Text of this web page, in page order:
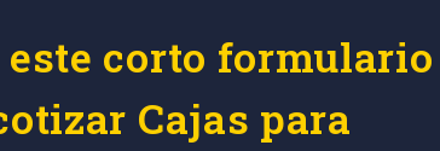
corto formulario
Cajas para